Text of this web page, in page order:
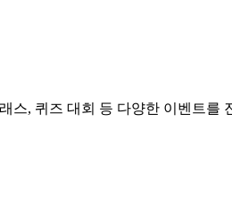
스, 퀴즈 대회 등 다양한 이벤트를